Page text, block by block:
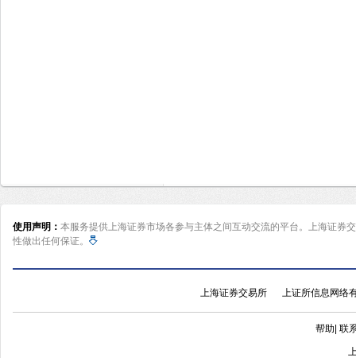
使用声明： 本服务提供上海证券市场各参与主体之间互动交流的平台。上海证券
性做出任何保证。
上海证券交易所 上证所信息网络
帮助| 联